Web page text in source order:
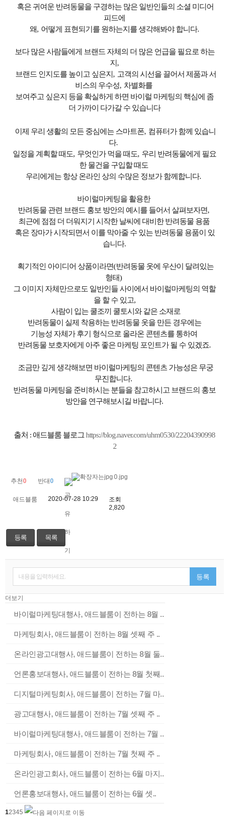
혹은 귀여운 반려동물을 구경하는 많은 일반인들의 소셜 미디어
피드에
왜, 어떻게 표현되기를 원하는지를 생각해봐야 합니다.
보다 많은 사람들에게 브랜드 자체의 더 많은 언급을 필요로 하는
지 ,
브랜드 인지도를 높이고 싶은지 , 고객의 시선을 끌어서 제품과 서
비스의 우수성, 차별화를
보여주고 싶은지 등을 확실하게 하면 바이럴 마케팅의 핵심에 좀
더 가까이 다가갈 수 있습니다
이제 우리 생활의 모든 중심에는 스마트폰, 컴퓨터가 함께 있습니
다.
일정을 계획할 때도, 무엇인가 먹을 때도, 우리 반려동물에게 필요
한 물건을 구입할 때도
우리에게는 항상 온라인 상의 수많은 정보가 함께합니다.
바이럴마케팅을 활용한
반려동물 관련 브랜드 홍보 방안의 예시를 들어서 살펴보자면,
최근에 점점 더 더워지기 시작한 날씨에 대비한 반려동물 용품
혹은 장마가 시작되면서 이를 막아줄 수 있는 반려동물 용품이 있
습니다.
획기적인 아이디어 상품이라면(반려동물 옷에 우산이 달려있는
형태)
그 이미지 자체만으로도 일반인들 사이에서 바이럴마케팅의 역할
을 할 수 있고,
사람이 입는 쿨조끼 쿨토시와 같은 소재로
반려동물이 실제 착용하는 반려동물 옷을 만든 경우에는
기능성 자체가 후기 형식으로 올라온 콘텐츠를 통하여
반려동물 보호자에게 아주 좋은 마케팅 포인트가 될 수 있겠죠.
조금만 깊게 생각해보면 바이럴마케팅의 콘텐츠 가능성은 무궁
무진합니다.
반려동물 마케팅을 준비하시는 분들을 참고하시고 브랜드의 홍보
방안을 연구해보시길 바랍니다.
출처 : 애드블룸 블로그 https://blog.naver.com/uhm0530/22204390998
2
추천0 반대0
0.jpg
애드블룸 2020-07-28 10:29
조회
2,820
등록 목록
내용을 입력하세요. 등록
더보기
바이럴마케팅대행사, 애드블룸이 전하는 8월 ..
마케팅회사, 애드블룸이 전하는 8월 셋째 주 ..
온라인광고대행사, 애드블룸이 전하는 8월 둘..
언론홍보대행사, 애드블룸이 전하는 8월 첫째..
디지털마케팅회사, 애드블룸이 전하는 7월 마..
광고대행사, 애드블룸이 전하는 7월 셋째 주 ..
바이럴마케팅대행사, 애드블룸이 전하는 7월 ..
마케팅회사, 애드블룸이 전하는 7월 첫째 주 ..
온라인광고회사, 애드블룸이 전하는 6월 마지..
언론홍보대행사, 애드블룸이 전하는 6월 셋..
12345